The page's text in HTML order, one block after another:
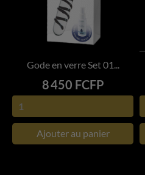
Gode en verre Set 01...
Prix
8 450 FCFP
Ajouter au panier